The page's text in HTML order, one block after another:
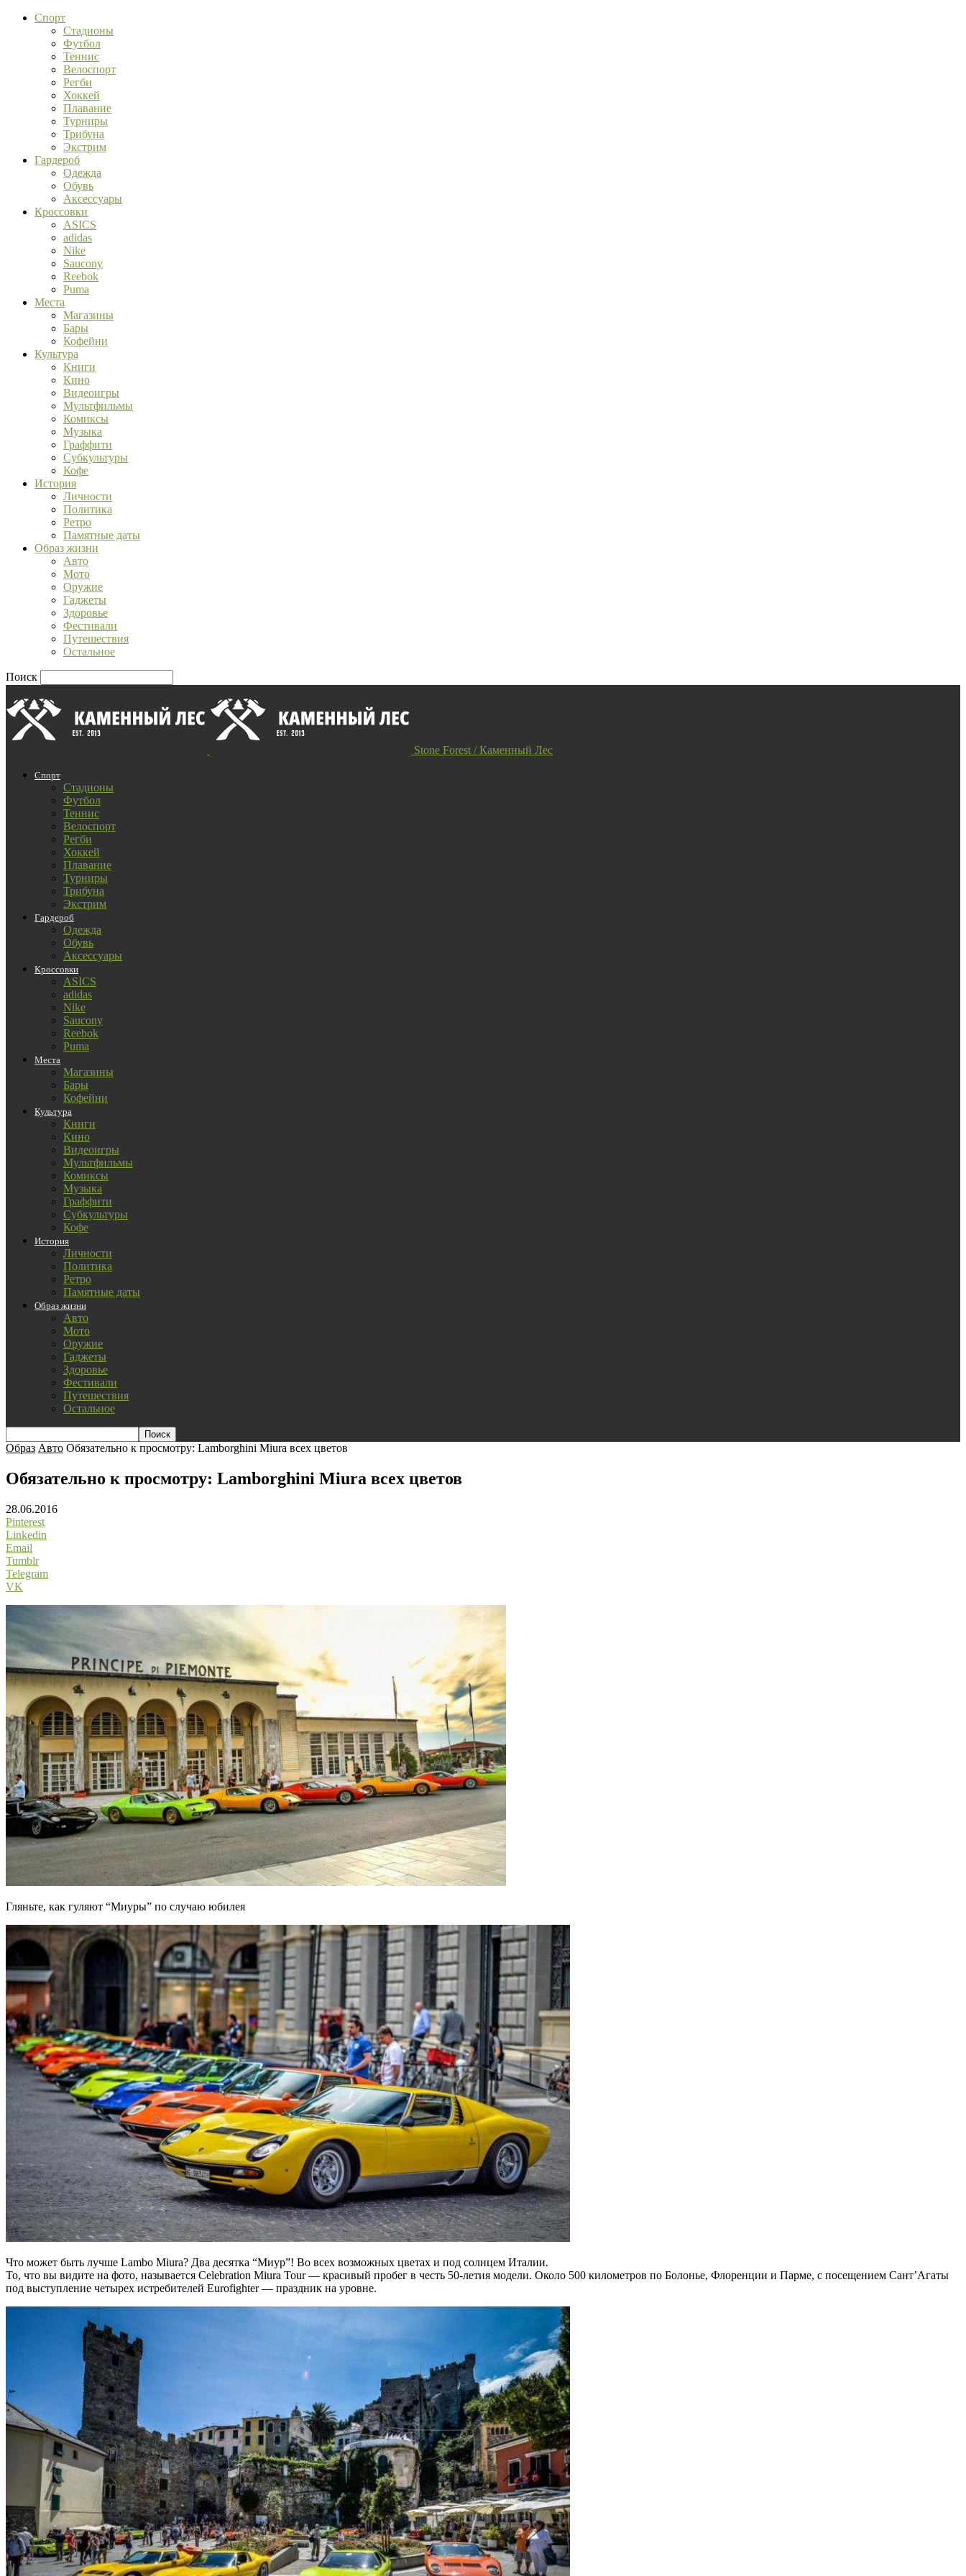
Спорт
Стадионы
Футбол
Теннис
Велоспорт
Регби
Хоккей
Плавание
Турниры
Трибуна
Экстрим
Гардероб
Одежда
Обувь
Аксессуары
Кроссовки
ASICS
adidas
Nike
Saucony
Reebok
Puma
Места
Магазины
Бары
Кофейни
Культура
Книги
Кино
Видеоигры
Мультфильмы
Комиксы
Музыка
Граффити
Субкультуры
Кофе
История
Личности
Политика
Ретро
Памятные даты
Образ жизни
Авто
Мото
Оружие
Гаджеты
Здоровье
Фестивали
Путешествия
Остальное
Поиск
Stone Forest / Каменный Лес
Спорт
Стадионы
Футбол
Теннис
Велоспорт
Регби
Хоккей
Плавание
Турниры
Трибуна
Экстрим
Гардероб
Одежда
Обувь
Аксессуары
Кроссовки
ASICS
adidas
Nike
Saucony
Reebok
Puma
Места
Магазины
Бары
Кофейни
Культура
Книги
Кино
Видеоигры
Мультфильмы
Комиксы
Музыка
Граффити
Субкультуры
Кофе
История
Личности
Политика
Ретро
Памятные даты
Образ жизни
Авто
Мото
Оружие
Гаджеты
Здоровье
Фестивали
Путешествия
Остальное
Образ Авто Обязательно к просмотру: Lamborghini Miura всех цветов
Обязательно к просмотру: Lamborghini Miura всех цветов
28.06.2016
Pinterest
Linkedin
Email
Tumblr
Telegram
VK
Гляньте, как гуляют “Миуры” по случаю юбилея
Что может быть лучше Lambo Miura? Два десятка “Миур”! Во всех возможных цветах и под солнцем Италии.
То, что вы видите на фото, называется Celebration Miura Tour — красивый пробег в честь 50-летия модели. Около 500 километров по Болонье, Флоренции и Парме, с посещением Сант’Агаты
под выступление четырех истребителей Eurofighter — праздник на уровне.